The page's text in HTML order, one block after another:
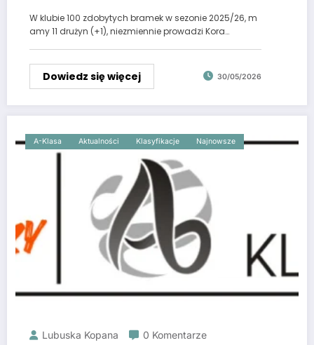
W klubie 100 zdobytych bramek w sezonie 2025/26, m
amy 11 drużyn (+1), niezmiennie prowadzi Kora…
Dowiedz się więcej 30/05/2026
A-Klasa Aktualności Klasyfikacje Najnowsze
Lubuska Kopana 0 Komentarze